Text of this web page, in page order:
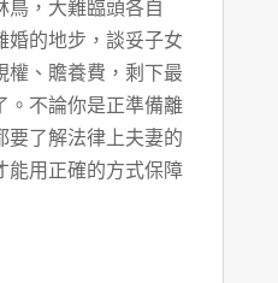
鳥，大難臨頭各自
婚的地步，談妥子女
權、贍養費，剩下最
。不論你是正準備離
要了解法律上夫妻的
能用正確的方式保障